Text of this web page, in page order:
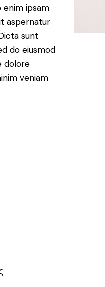
enim ipsam
aspernatur
sunt
do eiusmod
dolore
veniam